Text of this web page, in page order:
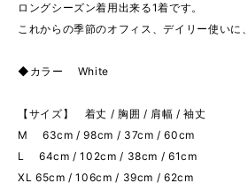
ロングシーズン着用出来る1着です。
これからの季節のオフィス、デイリー使い
◆カラー White
【サイズ】 着丈 / 胸囲 / 肩幅 / 袖丈
M 63cm / 98cm / 37cm / 60cm
L 64cm / 102cm / 38cm / 61cm
XL 65cm / 106cm / 39cm / 62cm